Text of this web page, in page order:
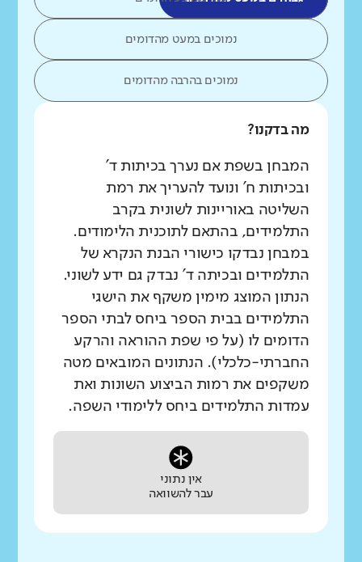
נמוכים במעט מהדומים
נמוכים בהרבה מהדומים
מה בדקנו?
המבחן בשפת אם נערך בכיתות ד'
ובכיתות ח' ונועד להעריך את רמת
השליטה באוריינות לשונית בקרב
התלמידים, בהתאם לתוכנית הלימודים.
במבחן נבדקו כישורי הבנת הנקרא של
התלמידים ובכיתה ד' נבדק גם ידע לשוני.
הנתון המוצג מימין משקף את הישגי
התלמידים בבית הספר ביחס לבתי הספר
הדומים לו (על פי שפת ההוראה והרקע
החברתי-כלכלי). הנתונים המובאים מטה
משקפים את רמות הביצוע השונות ואת
עמדות התלמידים ביחס ללימודי השפה.
אין נתוני
עבר להשוואה